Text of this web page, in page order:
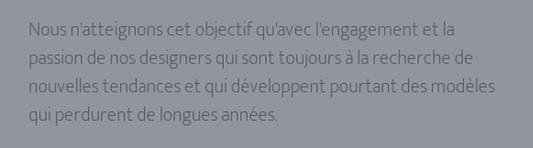
Nous n'atteignons cet objectif qu'avec l'engagement et la
passion de nos designers qui sont toujours à la recherche de
nouvelles tendances et qui développent pourtant des modèles
qui perdurent de longues années.